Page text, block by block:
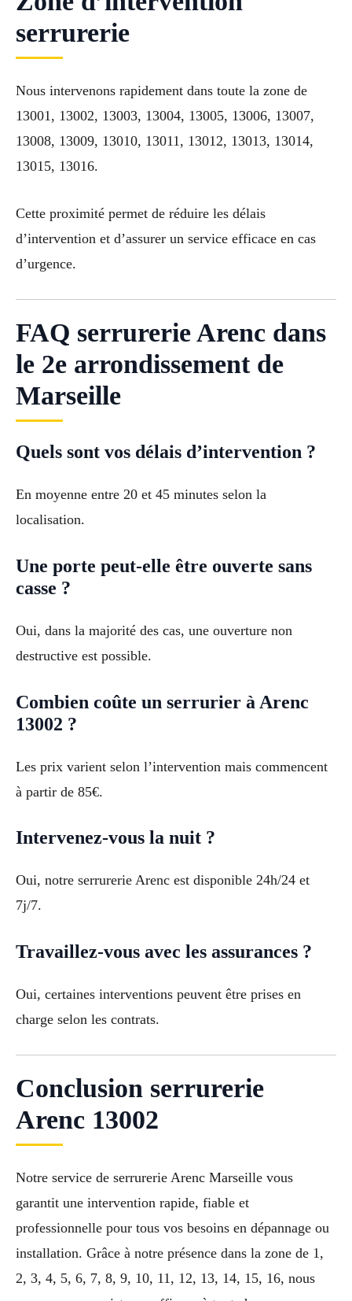
serrurerie
Nous intervenons rapidement dans toute la zone de
13001, 13002, 13003, 13004, 13005, 13006, 13007,
13008, 13009, 13010, 13011, 13012, 13013, 13014,
13015, 13016.
Cette proximité permet de réduire les délais
d’intervention et d’assurer un service efficace en cas
d’urgence.
FAQ serrurerie Arenc dans
le 2e arrondissement de
Marseille
Quels sont vos délais d’intervention ?
En moyenne entre 20 et 45 minutes selon la
localisation.
Une porte peut-elle être ouverte sans
casse ?
Oui, dans la majorité des cas, une ouverture non
destructive est possible.
Combien coûte un serrurier à Arenc
13002 ?
Les prix varient selon l’intervention mais commencent
à partir de 85€.
Intervenez-vous la nuit ?
Oui, notre serrurerie Arenc est disponible 24h/24 et
7j/7.
Travaillez-vous avec les assurances ?
Oui, certaines interventions peuvent être prises en
charge selon les contrats.
Conclusion serrurerie
Arenc 13002
Notre service de serrurerie Arenc Marseille vous
garantit une intervention rapide, fiable et
professionnelle pour tous vos besoins en dépannage ou
installation. Grâce à notre présence dans la zone de 1,
2, 3, 4, 5, 6, 7, 8, 9, 10, 11, 12, 13, 14, 15, 16, nous